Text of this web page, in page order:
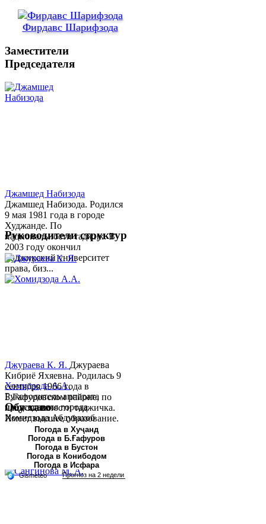
Фирдавс Шарифзода
Заместители
Председателя
Джамшед Набизода
Джамшед Набизода. Родился
9 мая 1981 года в городе
Худжанде. По
национальности таджик. В
2003 году окончил
Таджикский университет
права, биз...
Хомидзода А.А.
Руководитель аппарата
председателя города
Хомидзода Абдувахоб
Абдумаджид родился 8
июня 1978 года в городе
Худжанде. По
национальности...
Руководители структур
Джураева К. Я. Джураева
Кибриё Яхяевна. Родилась 9
сентября 1966 года в
Б.Гафуровском районе, по
национальности таджичка.
Имеет высшее образование.
В 1997 ...
Обу хаво
Погода в Хуҷанд
Погода в Б.Ғафуров
Погода в Бустон
Погода в Конибодом
Погода в Исфара